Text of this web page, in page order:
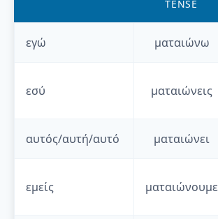
TENSE
εγώ ματαιώνω
εσύ ματαιώνεις
αυτός/αυτή/αυτό ματαιώνει
εμείς ματαιώνουμε